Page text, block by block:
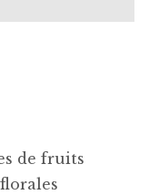
de fruits